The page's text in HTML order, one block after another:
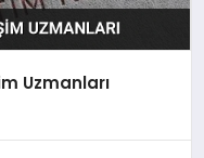
Uzmanları